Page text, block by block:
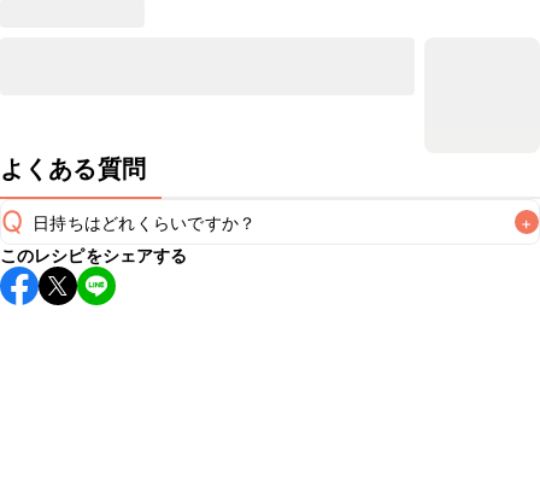
よくある質問
Q 日持ちはどれくらいですか？ +
保存期間は冷蔵で翌日中が目安です。なるべくお早めにお召
し上がりください。
このレシピをシェアする